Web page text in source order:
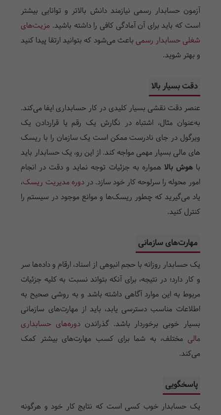
آزمون حسابدار رسمی نیازمند دانش بالاتر و توانایی بیشتر
است که باید برای آن آمادگی کافی را داشته باشید. مزیت‌های
شغلی حسابدار رسمی باعث می‌شود که بتوانید ارتقا پیدا کنید
و بهتر شوید.
دقت بسیار بالا
عنصر دقت نقشی بسیار کلیدی در کار حسابداری ایفا می­‌کند.
به­‌عنوان مثال، اشتباه در نگارش یک رقم یا قراردادن یک
ویرگول در جای نادرست ممکن است یک سازمان را با ریسک­­‌
های مالی بسیار مهمی مواجه کند. از این رو، یک حسابدار باید
باهوش بالا همواره به جزئیات توجه نماید و دقت در انجام
امور محوله را سرلوحه کار خود سازد. دردوره مدیریت ریسک،
یاد می‌گیرید که چطور ریسک‌ها و موانع موجود در سیستم را
کنترل کنید.
مهارت‌­های سازمانی
یک حسابدار روزانه با حجم انبوهی از اسناد، ارقام و داده­‌ها سر
و کار دارد؛ در نتیجه، برای آنکه بتواند نسبت به کلیه جزئیات
مربوط به این موارد آگاهی داشته باشد و به روشی صحیح به
اطلاعات مناسب دسترسی یابد، باید از مهارت­‌های سازمانی
بسیار خوبی برخوردار باشد. گذراندن دوره‌های حسابداری
مالی مختلف، به شما برای کسب مهارت‌های بیشتر کمک
می‌کند.
پاسخگویی
یک حسابدار خوب کسی است که نتایج کار خود و هرگونه